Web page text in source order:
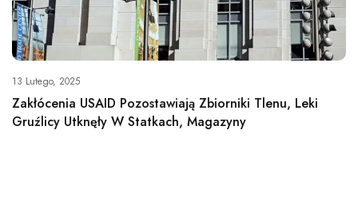
13 Lutego, 2025
Zakłócenia USAID Pozostawiają Zbiorniki Tlenu, Leki
Gruźlicy Utknęły W Statkach, Magazyny